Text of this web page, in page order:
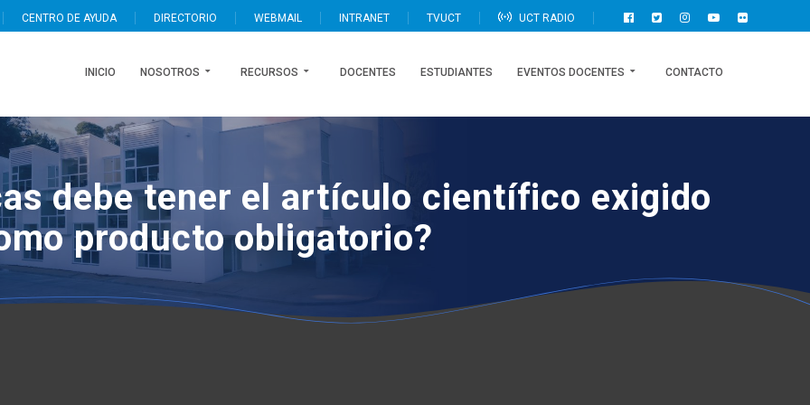
CENTRO DE AYUDA DIRECTORIO WEBMAIL INTRANET TVUCT UCT RADIO
INICIO NOSOTROS RECURSOS DOCENTES ESTUDIANTES EVENTOS DOCENTES CONTACTO
debe tener el artículo científico exigido
producto obligatorio?